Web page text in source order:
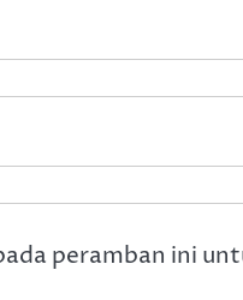
peramban ini